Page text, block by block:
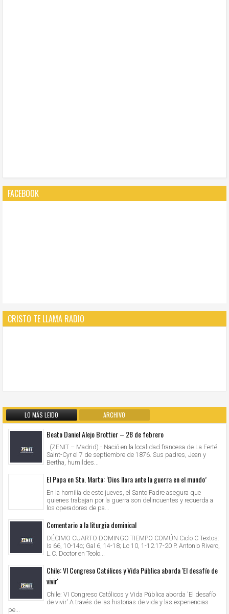
FACEBOOK
CRISTO TE LLAMA RADIO
LO MÁS LEIDO ARCHIVO
Beato Daniel Alejo Brottier – 28 de febrero
(ZENIT – Madrid).- Nació en la localidad francesa de La Ferté
Saint-Cyr el 7 de septiembre de 1876. Sus padres, Jean y
Bertha, humildes...
El Papa en Sta. Marta: ‘Dios llora ante la guerra en el mundo’
En la homilía de este jueves, el Santo Padre asegura que
quienes trabajan por la guerra son delincuentes y recuerda a
los operadores de pa...
Comentario a la liturgia dominical
DÉCIMO CUARTO DOMINGO TIEMPO COMÚN Ciclo C Textos:
Is 66, 10-14c; Gal 6, 14-18; Lc 10, 1-12.17-20 P. Antonio Rivero,
L.C. Doctor en Teolo...
Chile: VI Congreso Católicos y Vida Pública aborda 'El desafío de
vivir'
Chile: VI Congreso Católicos y Vida Pública aborda 'El desafío
de vivir' A través de las historias de vida y las experiencias
pe...